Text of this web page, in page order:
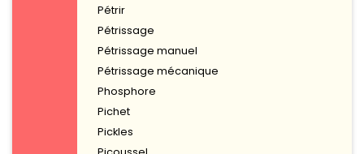
Pétrir
Pétrissage
Pétrissage manuel
Pétrissage mécanique
Phosphore
Pichet
Pickles